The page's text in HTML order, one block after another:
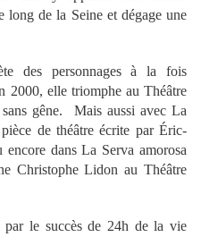
long de la Seine et dégage une
des personnages à la fois
2000, elle triomphe au Théâtre
gêne. Mais aussi avec La
de théâtre écrite par Éric-
encore dansLa Serva amorosa
Christophe Lidon au Théâtre
par le succès de 24h de la vie